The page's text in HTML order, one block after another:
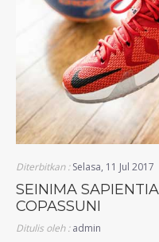
Diterbitkan :Selasa, 11 Jul 2017
SEINIMA
COPASSUNI
Ditulis oleh :admin